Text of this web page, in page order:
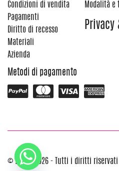
Condizioni di vendita
Pagamenti
Diritto di recesso
Materiali
Azienda
Modalità e
Privacy
Metodi di pagamento
© 2012 - 2026 - Tutti i diritti riservati |